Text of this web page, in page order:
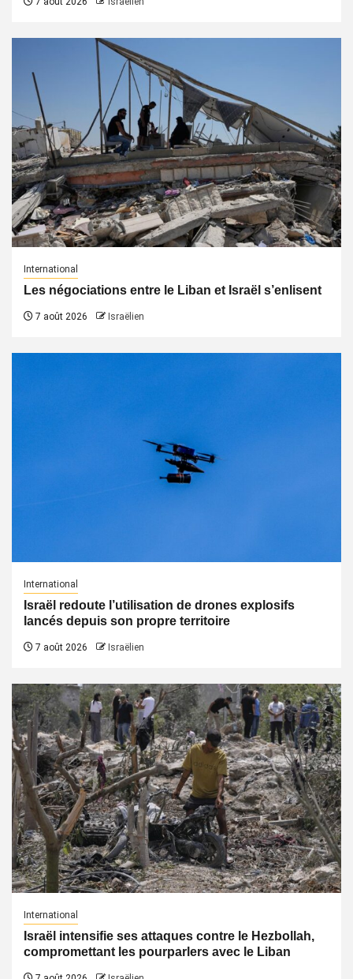
International
Les négociations entre le Liban et Israël s’enlisent
7 août 2026 Israëlien
International
Israël redoute l’utilisation de drones explosifs
lancés depuis son propre territoire
7 août 2026 Israëlien
International
Israël intensifie ses attaques contre le Hezbollah,
compromettant les pourparlers avec le Liban